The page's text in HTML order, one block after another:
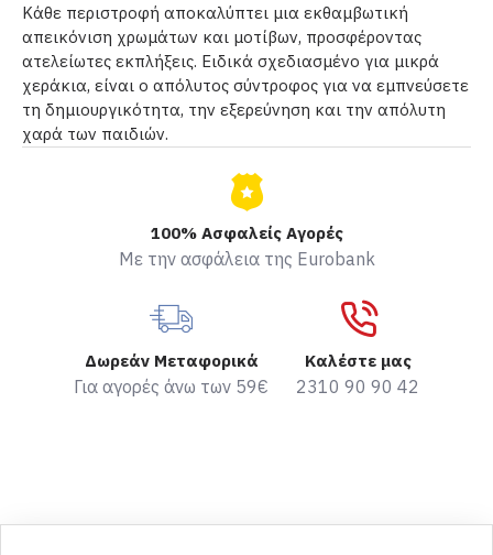
100% Ασφαλείς Αγορές
Με την ασφάλεια της Eurobank
Δωρεάν Μεταφορικά
Για αγορές άνω των 59€
Καλέστε μας
2310 90 90 42
Κάθε περιστροφή αποκαλύπτει μια εκθαμβωτική
απεικόνιση χρωμάτων και μοτίβων, προσφέροντας
ατελείωτες εκπλήξεις. Ειδικά σχεδιασμένο για μικρά
χεράκια, είναι ο απόλυτος σύντροφος για να εμπνεύσετε
τη δημιουργικότητα, την εξερεύνηση και την απόλυτη
χαρά των παιδιών.